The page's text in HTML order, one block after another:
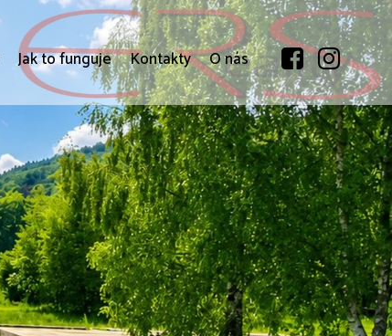
Jak to funguje Kontakty O nás